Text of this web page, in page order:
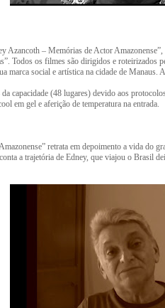
Azancoth – Memórias de Actor
Todos os filmes são dirigidos e
marca social e artística na cidade de Manaus.
capacidade (48 lugares) devido aos
em gel e aferição de temperatura na entrada.
retrata em depoimento a vida do
a trajetória de Edney, que viajou o Brasil